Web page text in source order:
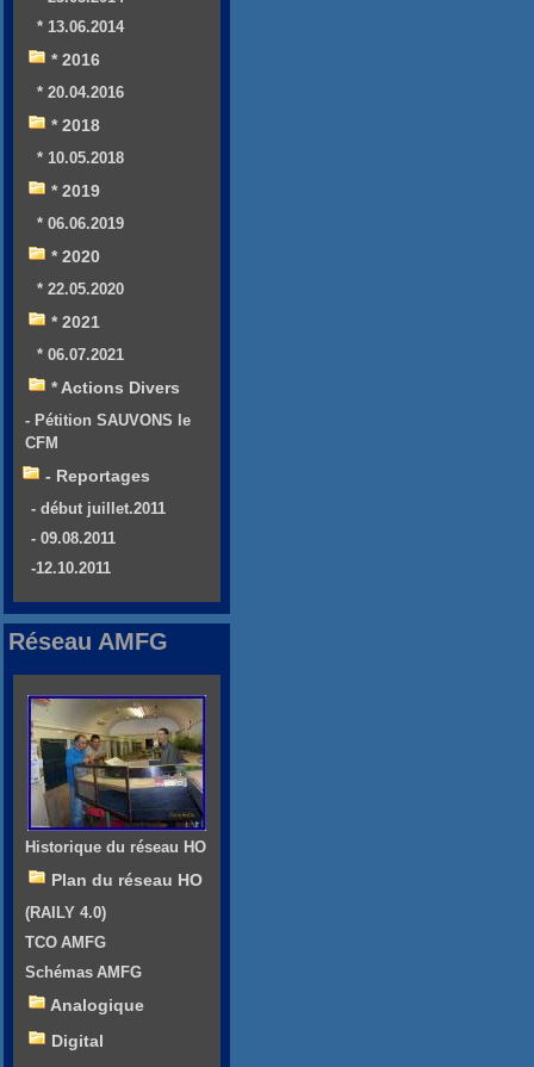
* 13.06.2014
* 2016
* 20.04.2016
* 2018
* 10.05.2018
* 2019
* 06.06.2019
* 2020
* 22.05.2020
* 2021
* 06.07.2021
* Actions Divers
- Pétition SAUVONS le
CFM
- Reportages
- début juillet.2011
- 09.08.2011
-12.10.2011
Réseau AMFG
Historique du réseau HO
Plan du réseau HO
(RAILY 4.0)
TCO AMFG
Schémas AMFG
Analogique
Digital